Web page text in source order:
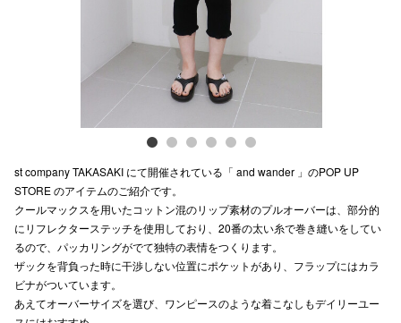
st company TAKASAKI にて開催されている「 and wander 」のPOP UP
STORE のアイテムのご紹介です。
クールマックスを用いたコットン混のリップ素材のプルオーバーは、部分的
にリフレクターステッチを使用しており、20番の太い糸で巻き縫いをしてい
るので、パッカリングがでて独特の表情をつくります。
ザックを背負った時に干渉しない位置にポケットがあり、フラップにはカラ
ビナがついています。
あえてオーバーサイズを選び、ワンピースのような着こなしもデイリーユー
利用規約